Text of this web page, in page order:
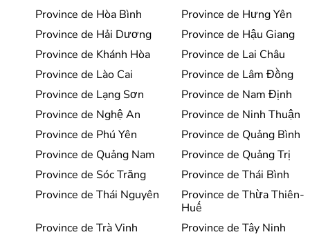
Province de Hòa Bình
Province de Hưng Yên
Province de Hải Dương
Province de Hậu Giang
Province de Khánh Hòa
Province de Lai Châu
Province de Lào Cai
Province de Lâm Đồng
Province de Lạng Sơn
Province de Nam Định
Province de Nghệ An
Province de Ninh Thuận
Province de Phú Yên
Province de Quảng Bình
Province de Quảng Nam
Province de Quảng Trị
Province de Sóc Trăng
Province de Thái Bình
Province de Thái Nguyên
Province de Thừa Thiên-
Huế
Province de Trà Vinh
Province de Tây Ninh